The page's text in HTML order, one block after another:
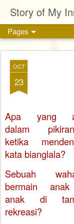
Story of My
Pages
OCT
23
Apa yang
dalam
ketika
kata bianglala?
Sebuah
bermain
anak di
rekreasi?